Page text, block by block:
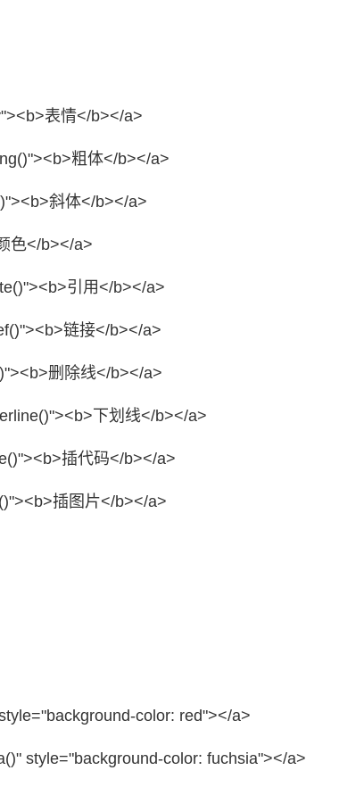
><b>表情</b></a>
><b>粗体</b></a>
><b>斜体</b></a>
色</b></a>
><b>引用</b></a>
><b>链接</b></a>
><b>删除线</b></a>
><b>下划线</b></a>
><b>插代码</b></a>
><b>插图片</b></a>
"background-color: red"></a>
style="background-color: fuchsia"></a>